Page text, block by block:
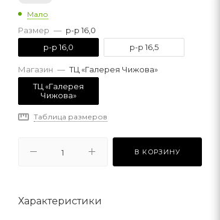
Мало
Размер — р-р 16,0
р-р 16,0
р-р 16,5
Магазин — ТЦ «Галерея Чижова»
ТЦ «Галерея
Чижова»
Таблица размеров
В КОРЗИНУ
Характеристики